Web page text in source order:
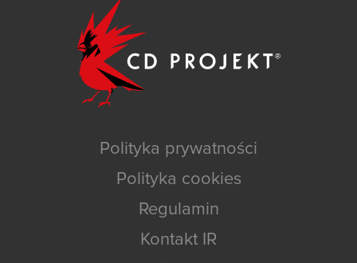
Polityka prywatności
Polityka cookies
Regulamin
Kontakt IR